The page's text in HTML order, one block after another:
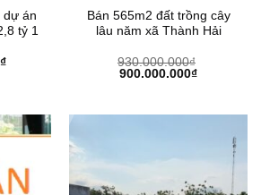
dự án
tỷ 1
₫
Bán 565m2 đất trồng cây
lâu năm xã Thành Hải
930.000.000₫
Giá
900.000.000₫Giá